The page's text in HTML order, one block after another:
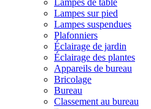
Lampes de table
Lampes sur pied
Lampes suspendues
Plafonniers
Éclairage de jardin
Éclairage des plantes
Appareils de bureau
Bricolage
Bureau
Classement au bureau